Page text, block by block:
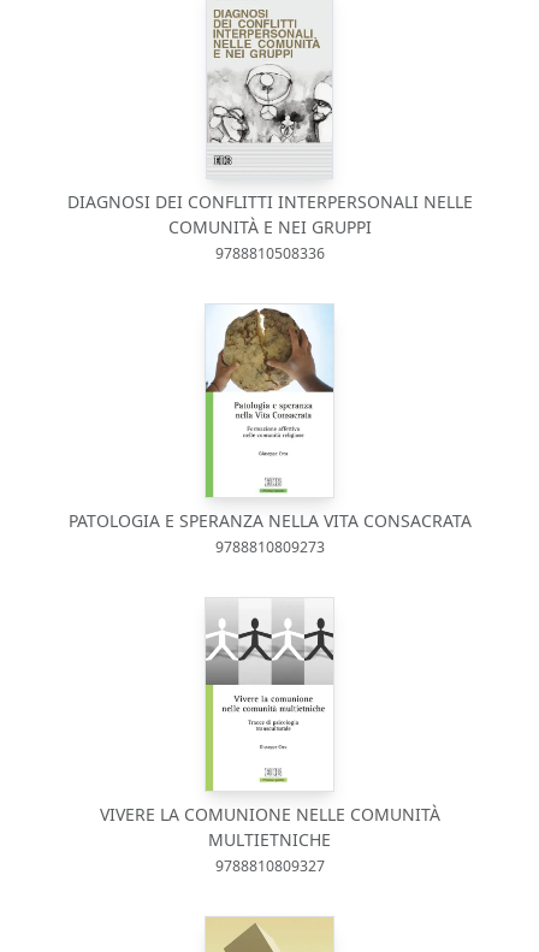
DIAGNOSI DEI CONFLITTI INTERPERSONALI NELLE
COMUNITÀ E NEI GRUPPI
9788810508336
PATOLOGIA E SPERANZA NELLA VITA CONSACRATA
9788810809273
VIVERE LA COMUNIONE NELLE COMUNITÀ
MULTIETNICHE
9788810809327